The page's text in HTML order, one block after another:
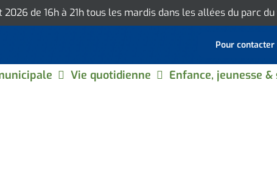
2026 de 16h à 21h tous les mardis dans les allées du parc
Pour
Vie quotidienne Enfance, jeunesse